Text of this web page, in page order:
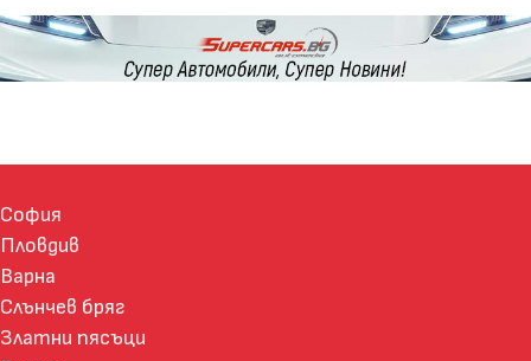
София
Пловдив
Варна
Слънчев бряг
Златни пясъци